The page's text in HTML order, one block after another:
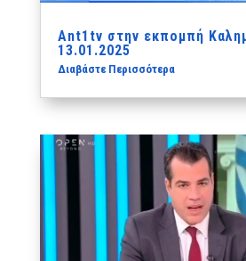
Ant1tv‬ στην εκπομπή
13.01.2025
Διαβάστε Περισσότερα